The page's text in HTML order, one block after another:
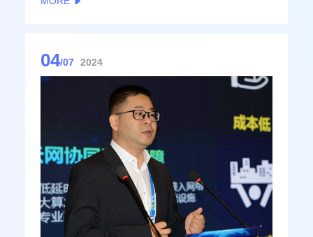
04/07 2024